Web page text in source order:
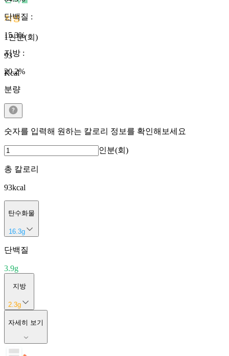
지방
1인분(회)
93
Kcal
단백질 :
15.3%
지방 :
20.2%
분량
숫자를 입력해 원하는 칼로리 정보를 확인해보세요
인분(회)
총 칼로리
93kcal
탄수화물
16.3g
단백질
3.9g
지방
2.3g
자세히 보기